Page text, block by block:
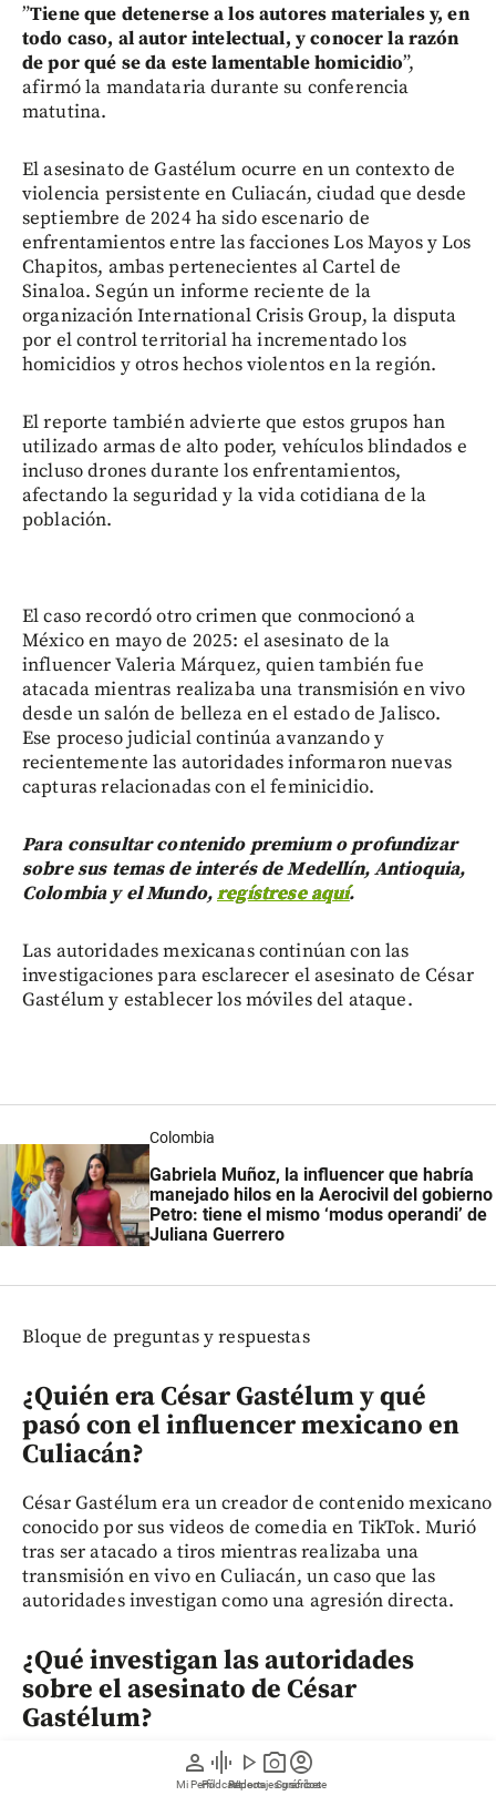
person
Mi Perfil
graphic_eq
Pódcast
play_arrow
Videos
photo_camera
Reportajes gráficos
account_circle
Suscríbete
”Tiene que detenerse a los autores materiales y, en
todo caso, al autor intelectual, y conocer la razón
de por qué se da este lamentable homicidio”,
afirmó la mandataria durante su conferencia
matutina.
El asesinato de Gastélum ocurre en un contexto de
violencia persistente en Culiacán, ciudad que desde
septiembre de 2024 ha sido escenario de
enfrentamientos entre las facciones Los Mayos y Los
Chapitos, ambas pertenecientes al Cartel de
Sinaloa. Según un informe reciente de la
organización International Crisis Group, la disputa
por el control territorial ha incrementado los
homicidios y otros hechos violentos en la región.
El reporte también advierte que estos grupos han
utilizado armas de alto poder, vehículos blindados e
incluso drones durante los enfrentamientos,
afectando la seguridad y la vida cotidiana de la
población.
El caso recordó otro crimen que conmocionó a
México en mayo de 2025: el asesinato de la
influencer Valeria Márquez, quien también fue
atacada mientras realizaba una transmisión en vivo
desde un salón de belleza en el estado de Jalisco.
Ese proceso judicial continúa avanzando y
recientemente las autoridades informaron nuevas
capturas relacionadas con el feminicidio.
Para consultar contenido premium o profundizar
sobre sus temas de interés de Medellín, Antioquia,
Colombia y el Mundo,regístrese aquí.
Las autoridades mexicanas continúan con las
investigaciones para esclarecer el asesinato de César
Gastélum y establecer los móviles del ataque.
Colombia
Gabriela Muñoz, la influencer que habría
manejado hilos en la Aerocivil del gobierno
Petro: tiene el mismo ‘modus operandi’ de
Juliana Guerrero
Bloque de preguntas y respuestas
¿Quién era César Gastélum y qué
pasó con el influencer mexicano en
Culiacán?
César Gastélum era un creador de contenido mexicano
conocido por sus videos de comedia en TikTok. Murió
tras ser atacado a tiros mientras realizaba una
transmisión en vivo en Culiacán, un caso que las
autoridades investigan como una agresión directa.
¿Qué investigan las autoridades
sobre el asesinato de César
Gastélum?
La Fiscalía de Sinaloa y el Gabinete de Seguridad de